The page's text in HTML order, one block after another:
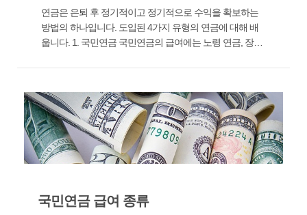
연금은 은퇴 후 정기적이고 정기적으로 수익을 확보하는
방법의 하나입니다. 도입된 4가지 유형의 연금에 대해 배
웁니다. 1. 국민연금 국민연금의 급여에는 노령 연금, 장애
금을 기준으로 장애 또는 사망의 경우 장애 또는 유족 연금
국민연금 급여 종류